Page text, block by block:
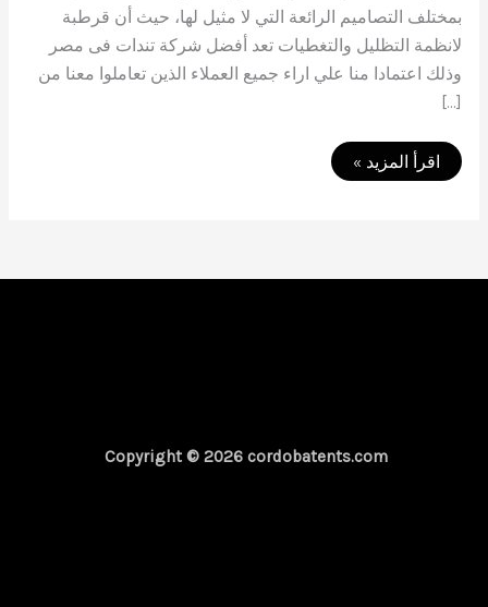
بمختلف التصاميم الرائعة التي لا مثيل لها، حيث أن قرطبة
لانظمة التظليل والتغطيات تعد أفضل شركة تندات فى مصر
وذلك اعتمادا منا علي اراء جميع العملاء الذين تعاملوا معنا من
[…]
افضل
اسعار
للتند
اقرأ المزيد »
Copyright © 2026 cordobatents.com